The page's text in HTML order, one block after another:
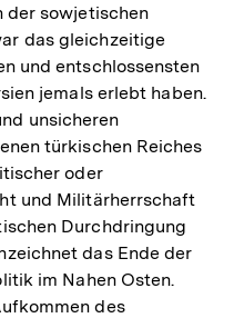
der sowjetischen
das gleichzeitige
und entschlossensten
jemals erlebt haben.
unsicheren
türkischen Reiches
oder
und Militärherrschaft
Durchdringung
das Ende der
im Nahen Osten.
des